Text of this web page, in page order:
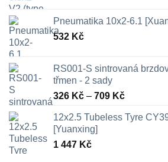
Pneumatika 10x2-6.1
532 Kč
RS001-S sintrovaná
třmen - 2 sady
326 Kč – 709 KčRozpětí
326 Kč
12x2.5 Tubeless Tyre
[Yuanxing]
1 447 Kč